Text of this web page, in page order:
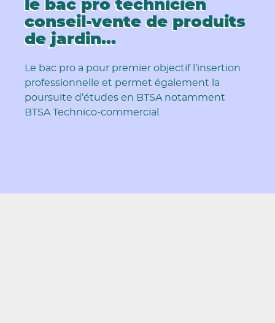
L'Aventure du vivant, Le Tour
le bac pro technicien
conseil-vente de produits
de jardin...
Le bac pro a pour premier objectif l’insertion
professionnelle et permet également la
poursuite d’études en BTSA notamment
BTSA Technico-commercial.